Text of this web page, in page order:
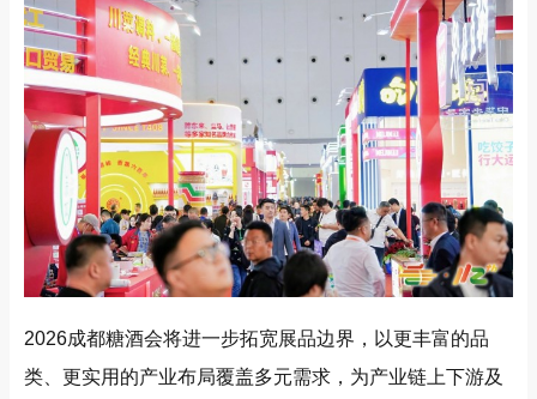
2026成都糖酒会将进一步拓宽展品边界，以更丰富的品
类、更实用的产业布局覆盖多元需求，为产业链上下游及